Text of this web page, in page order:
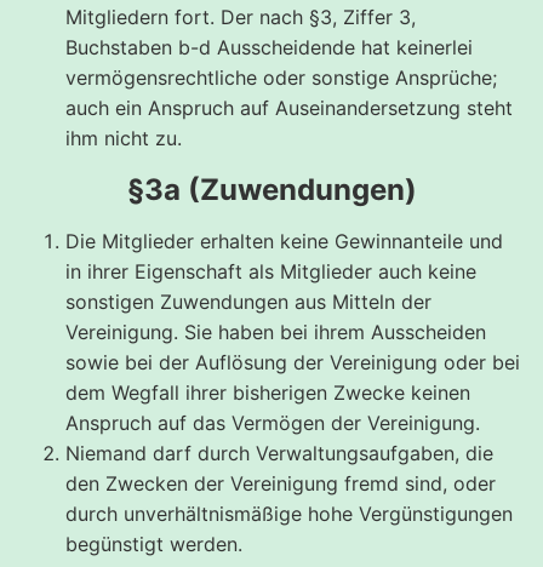
Mitgliedern fort. Der nach §3, Ziffer 3,
Buchstaben b-d Ausscheidende hat keinerlei
vermögensrechtliche oder sonstige Ansprüche;
auch ein Anspruch auf Auseinandersetzung steht
ihm nicht zu.
§3a (Zuwendungen)
Die Mitglieder erhalten keine Gewinnanteile und
in ihrer Eigenschaft als Mitglieder auch keine
sonstigen Zuwendungen aus Mitteln der
Vereinigung. Sie haben bei ihrem Ausscheiden
sowie bei der Auflösung der Vereinigung oder bei
dem Wegfall ihrer bisherigen Zwecke keinen
Anspruch auf das Vermögen der Vereinigung.
Niemand darf durch Verwaltungsaufgaben, die
den Zwecken der Vereinigung fremd sind, oder
durch unverhältnismäßige hohe Vergünstigungen
begünstigt werden.